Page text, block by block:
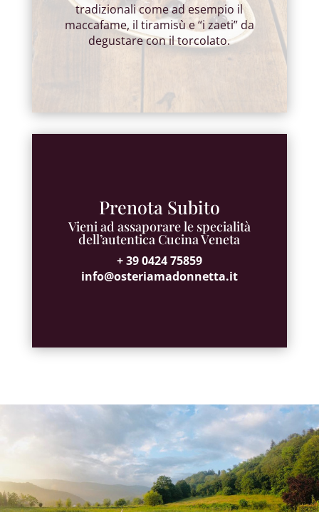
tradizionali come ad esempio il
maccafame, il tiramisù e “i zaeti” da
degustare con il torcolato.
Prenota Subito
Vieni ad assaporare le specialità
dell’autentica Cucina Veneta
+ 39 0424 75859
info@osteriamadonnetta.it